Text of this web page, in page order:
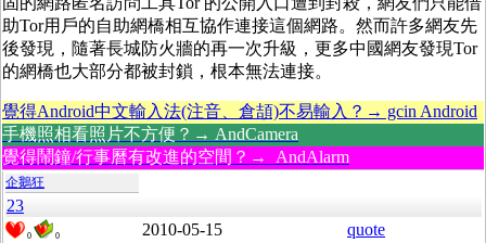
助Tor用戶的自助網橋相互協作連接這個網路。然而許多網友先
後發現，隨著長城防火牆的再一次升級，更多中國網友發現Tor
的網橋也大部分都被封鎖，根本無法連接。
覺得Android中文輸入法(注音、倉頡)不易輸入？→ gcin Android
手機照相看照片不方便？→ AndCamera
覺得鬧鐘/行事曆有改進的空間？→ AndAlarm
企鵝狂
23
0 0 2010-05-15 quote